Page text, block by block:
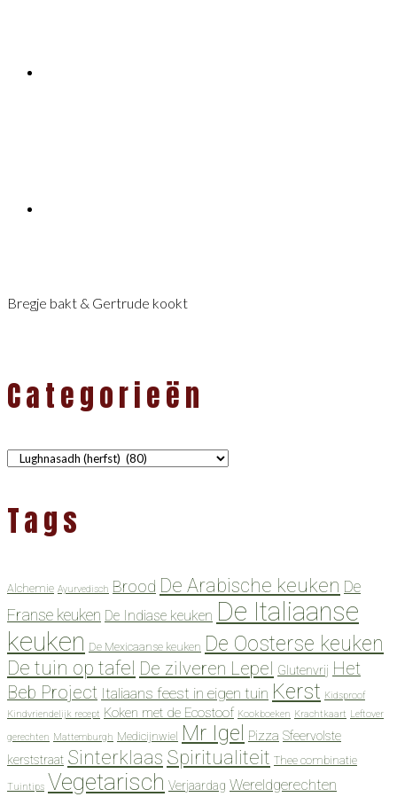
Bregje bakt & Gertrude kookt
Categorieën
Categorieën
Tags
Alchemie Ayurvedisch Brood De Arabische keuken De
Franse keuken De Indiase keuken De Italiaanse
keuken De Mexicaanse keuken De Oosterse keuken
De tuin op tafel De zilveren Lepel Glutenvrij Het
Beb Project Italiaans feest in eigen tuin Kerst Kidsproof
Kindvriendelijk recept Koken met de Ecostoof Kookboeken Krachtkaart Leftover
gerechten Mattemburgh Medicijnwiel Mr Igel Pizza Sfeervolste
kerststraat Sinterklaas Spiritualiteit Thee combinatie
Tuintips Vegetarisch Verjaardag Wereldgerechten